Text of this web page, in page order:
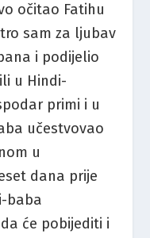
očitao Fatihu
sam za ljubav
i podijelio
u Hindi-
primi i u
učestvovao
u
dana prije
baba
će pobijediti i